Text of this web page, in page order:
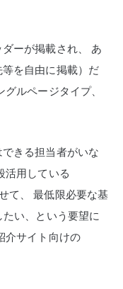
ーが掲載され、
あ
を自由に掲載）だ
ルページタイプ、
きる担当者がいな
活用している
、
最低限必要な基
い、という要望に
介サイト向けの